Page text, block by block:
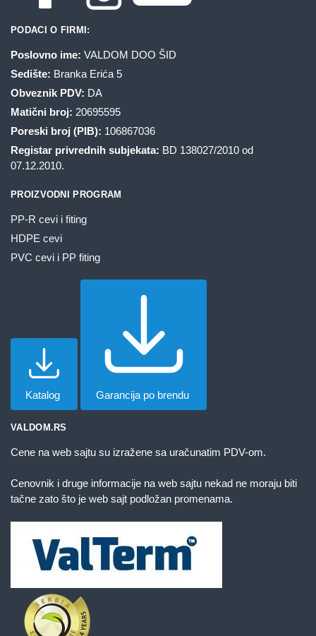
PODACI O FIRMI:
Poslovno ime: VALDOM DOO ŠID
Sedište: Branka Erića 5
Obveznik PDV: DA
Matični broj: 20695595
Poreski broj (PIB): 106867036
Registar privrednih subjekata: BD 138027/2010 od
07.12.2010.
PROIZVODNI PROGRAM
PP-R cevi i fiting
HDPE cevi
PVC cevi i PP fiting
Katalog Garancija po brendu
VALDOM.RS
Cene na web sajtu su izražene sa uračunatim PDV-om.
Cenovnik i druge informacije na web sajtu nekad ne moraju biti
tačne zato što je web sajt podložan promenama.